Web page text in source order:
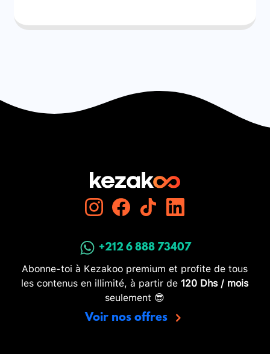
+212 6 888 73407
Abonne-toi à Kezakoo premium et profite de tous
les contenus en illimité, à partir de 120 Dhs / mois
seulement 😎
Voir nos offres